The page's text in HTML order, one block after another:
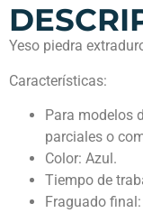
Yeso piedra
Características:
Para modelos
parciales o
Color: Azul.
Tiempo de
Fraguado